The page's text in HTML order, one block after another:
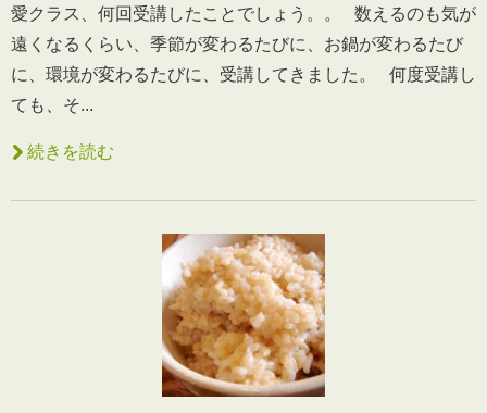
愛クラス、何回受講したことでしょう。。 数えるのも気が
遠くなるくらい、季節が変わるたびに、お鍋が変わるたび
に、環境が変わるたびに、受講してきました。 何度受講し
ても、そ...
続きを読む